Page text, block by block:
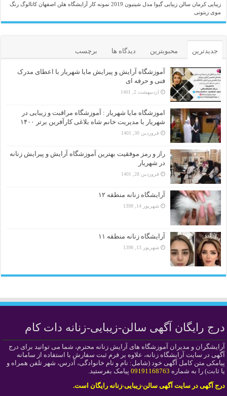
زیبایی کرمان سالن زیبایی گیوا مدل شینیون 2019 نمونه کار آرایشگاه هلن اصفهان کاتالوگ رنگ
موی زیتونی
جدیدترین محبوبترین دیدگاه ها برچسب
آموزشگاه آرایش و پیرایش مایا شهریار با اعطای مدرک
فنی و حرفه ای
اردیبهشت 2, 1401
اموزشگاه مایا شهریار : آموزشگاه مراقبت و زیبایی در
شهریار با مدیریت خانم شاه بلاغی کارآفرین برتر ۱۴۰۰
فروردین 30, 1401
راز و رمز موفقیت بهترین آموزشگاه آرایش و پیرایش زنانه
در شهریار
فروردین 28, 1401
آرایشگاه زنانه منطقه ۱۲
شهریور 14, 1398
آرایشگاه زنانه منطقه ۱۱
شهریور 13, 1398
درج رایگان آگهی سالن-زیبایی-زنانه دات کام
آرایشگران و مدیران آموزشگاه های آرایش زنانه محترم، شما می توانید برای درج
آگهی در سایت آرایشگاه زنانه، علاوه بر فرم ثبت سفارش با استفاده از سامانه
پیامکی متن کامل آگهی خود (شامل: نام و نام خانوادگی، آدرس، شهر تلفن همراه و
یا ثابت) را به شماره 09191168763 پیامک بفرستید.
درج آگهی در سایت آگهی سالن-زیبایی-زنانه رایگان است.